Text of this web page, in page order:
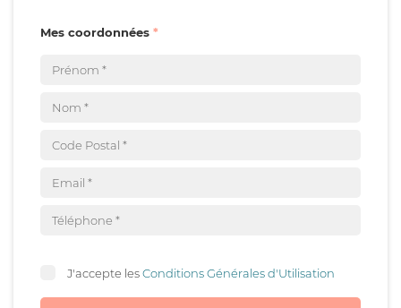
Mes coordonnées
J'accepte lesConditions Générales d'Utilisation